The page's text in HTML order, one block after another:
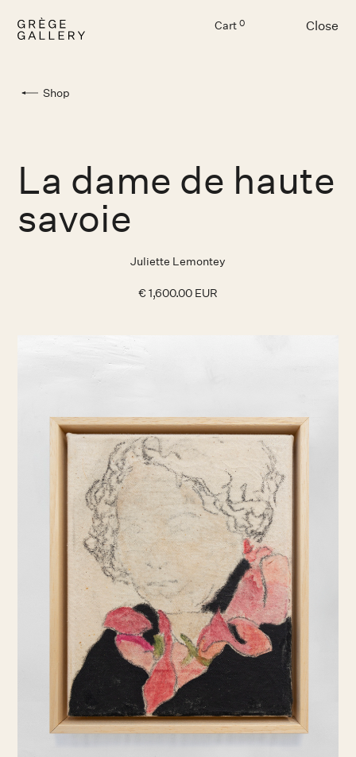
Cart 0 Close
Shop
La dame de haute
savoie
Juliette Lemontey
€ 1,600.00 EUR